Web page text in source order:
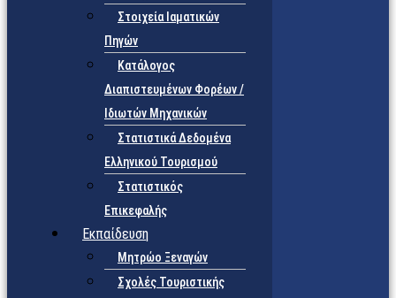
Στοιχεία Ιαματικών
Πηγών
Κατάλογος
Διαπιστευμένων Φορέων /
Ιδιωτών Μηχανικών
Στατιστικά Δεδομένα
Ελληνικού Τουρισμού
Στατιστικός
Επικεφαλής
Εκπαίδευση
Μητρώο Ξεναγών
Σχολές Τουριστικής